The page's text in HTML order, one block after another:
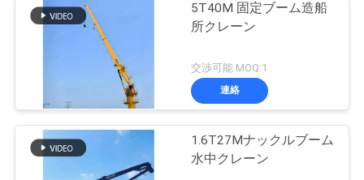
5T40M 固定ブーム造船
所クレーン
交渉可能 MOQ:1
連絡
1.6T27Mナックルブーム
水中クレーン